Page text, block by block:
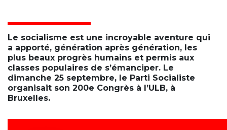
Le socialisme est une incroyable aventure qui
a apporté, génération après génération, les
plus beaux progrès humains et permis aux
classes populaires de s’émanciper. Le
dimanche 25 septembre, le Parti Socialiste
organisait son 200e Congrès à l’ULB, à
Bruxelles.